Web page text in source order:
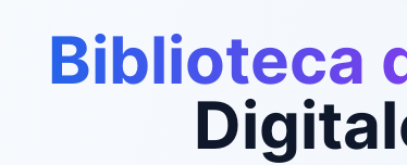
Biblioteca